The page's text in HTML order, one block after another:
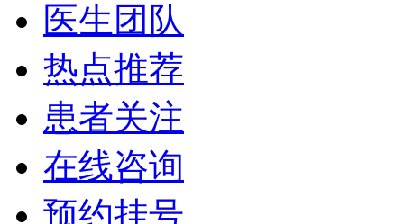
医生团队
热点推荐
患者关注
在线咨询
预约挂号